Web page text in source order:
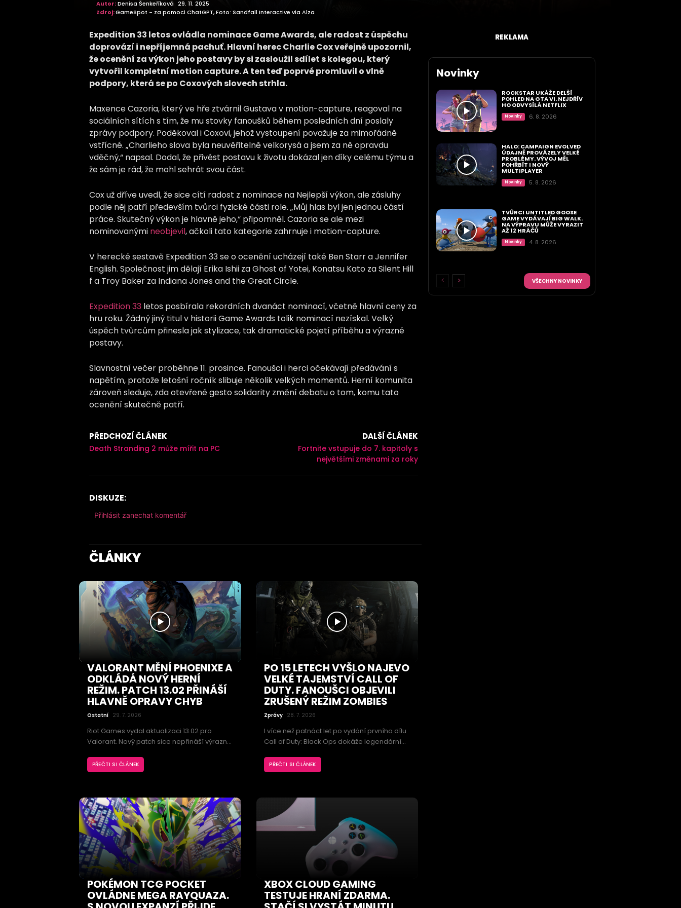
Autor:Denisa Šenkeříková 29. 11. 2025
Zdroj:GameSpot - za pomoci ChatGPT, Foto: Sandfall Interactive via Alza
Expedition 33 letos ovládla nominace Game Awards, ale radost z úspěchu
doprovází i nepříjemná pachuť. Hlavní herec Charlie Cox veřejně upozornil,
že ocenění za výkon jeho postavy by si zasloužil sdílet s kolegou, který
vytvořil kompletní motion capture. A ten teď poprvé promluvil o vlně
podpory, která se po Coxových slovech strhla.
Maxence Cazoria, který ve hře ztvárnil Gustava v motion-capture, reagoval na
sociálních sítích s tím, že mu stovky fanoušků během posledních dní poslaly
zprávy podpory. Poděkoval i Coxovi, jehož vystoupení považuje za mimořádně
vstřícné. „Charlieho slova byla neuvěřitelně velkorysá a jsem za ně opravdu
vděčný,“ napsal. Dodal, že přivést postavu k životu dokázal jen díky celému týmu a
že sám je rád, že mohl sehrát svou část.
Cox už dříve uvedl, že sice cítí radost z nominace na Nejlepší výkon, ale zásluhy
podle něj patří především tvůrci fyzické části role. „Můj hlas byl jen jednou částí
práce. Skutečný výkon je hlavně jeho,“ připomněl. Cazoria se ale mezi
nominovanými neobjevil, ačkoli tato kategorie zahrnuje i motion-capture.
V herecké sestavě Expedition 33 se o ocenění ucházejí také Ben Starr a Jennifer
English. Společnost jim dělají Erika Ishii za Ghost of Yotei, Konatsu Kato za Silent Hill
f a Troy Baker za Indiana Jones and the Great Circle.
Expedition 33 letos posbírala rekordních dvanáct nominací, včetně hlavní ceny za
hru roku. Žádný jiný titul v historii Game Awards tolik nominací nezískal. Velký
úspěch tvůrcům přinesla jak stylizace, tak dramatické pojetí příběhu a výrazné
postavy.
Slavnostní večer proběhne 11. prosince. Fanoušci i herci očekávají předávání s
napětím, protože letošní ročník slibuje několik velkých momentů. Herní komunita
zároveň sleduje, zda otevřené gesto solidarity změní debatu o tom, komu tato
ocenění skutečně patří.
PŘEDCHOZÍ ČLÁNEK
Death Stranding 2 může mířit na PC
DALŠÍ ČLÁNEK
Fortnite vstupuje do 7. kapitoly s
největšími změnami za roky
DISKUZE:
Přihlásit zanechat komentář
ČLÁNKY
VALORANT MĚNÍ PHOENIXE A
ODKLÁDÁ NOVÝ HERNÍ
REŽIM. PATCH 13.02 PŘINÁŠÍ
HLAVNĚ OPRAVY CHYB
Ostatní 29. 7. 2026
Riot Games vydal aktualizaci 13.02 pro
Valorant. Nový patch sice nepřináší výrazné
důležitou úpravu oblíbeného agenta
Phoenixe. Fanoušky navíc zklamalo
PŘEČTI SI ČLÁNEK
PO 15 LETECH VYŠLO NAJEVO
VELKÉ TAJEMSTVÍ CALL OF
DUTY. FANOUŠCI OBJEVILI
ZRUŠENÝ REŽIM ZOMBIES
Zprávy 28. 7. 2026
I více než patnáct let po vydání prvního dílu
Call of Duty: Black Ops dokáže legendární
dosud neznámý herní režim Zombies, který
se do finální verze nikdy nedostal. Nehotový
pojetím boje proti nemrtvým.
PŘEČTI SI ČLÁNEK
POKÉMON TCG POCKET
OVLÁDNE MEGA RAYQUAZA.
XBOX CLOUD GAMING
TESTUJE HRANÍ ZDARMA.
REKLAMA
Novinky
ROCKSTAR UKÁŽE DELŠÍ
POHLED NA GTA VI. NEJDŘÍV
HO ODVYSÍLÁ NETFLIX
Novinky 6. 8. 2026
HALO: CAMPAIGN EVOLVED
ÚDAJNĚ PROVÁZELY VELKÉ
PROBLÉMY. VÝVOJ MĚL
POHŘBÍT I NOVÝ
MULTIPLAYER
Novinky 5. 8. 2026
TVŮRCI UNTITLED GOOSE
GAME VYDÁVAJÍ BIG WALK.
NA VÝPRAVU MŮŽE VYRAZIT
AŽ 12 HRÁČŮ
Novinky 4. 8. 2026
VŠECHNY NOVINKY